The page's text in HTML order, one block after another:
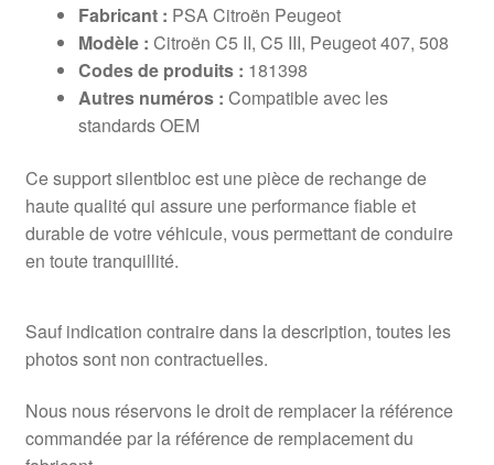
Fabricant : PSA Citroën Peugeot
Modèle : Citroën C5 II, C5 III, Peugeot 407, 508
Codes de produits : 181398
Autres numéros : Compatible avec les
standards OEM
Ce support silentbloc est une pièce de rechange de
haute qualité qui assure une performance fiable et
durable de votre véhicule, vous permettant de conduire
en toute tranquillité.
Sauf indication contraire dans la description, toutes les
photos sont non contractuelles.
Nous nous réservons le droit de remplacer la référence
commandée par la référence de remplacement du